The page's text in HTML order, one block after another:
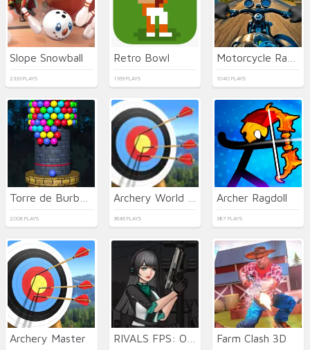
Slope Snowball
2333 PLAYS
Retro Bowl
1169 PLAYS 1040 PLAYS
2006 PLAYS 3646 PLAYS
Archer Ragdoll
387 PLAYS
Archery Master Farm Clash 3D